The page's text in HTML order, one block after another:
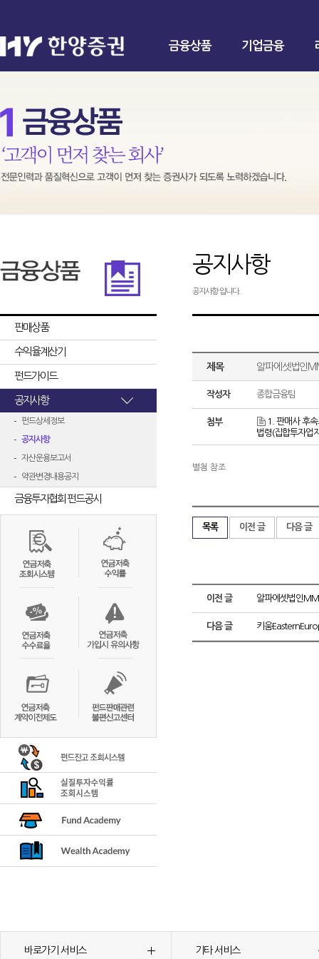
금융상품 기업금융
판매상품
수익율계산기
펀드가이드
공지사항
펀드상세정보
공지사항
자산운용보고서
약관변경내용공지
금융투자협회 펀드공시
공지사항
공지사항 입니다.
제목 알파에셋법인
작성자 종합금융팀
첨부
1. 판매사 후
법령(집합투자업
별첨 참조
목록 이전 글 다음 글
이전 글 알파에셋법인
다음 글 키움
바로가기 서비스 기타 서비스